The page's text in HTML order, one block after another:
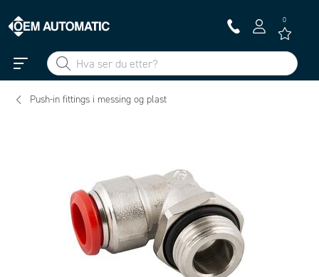
0
Push-in fittings i messing og plast